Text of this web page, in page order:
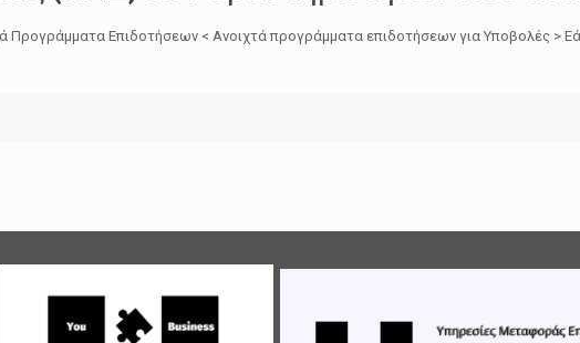
Προγράμματα Επιδοτήσεων < Ανοιχτά προγράμματα επιδοτήσεων για Υποβολές >